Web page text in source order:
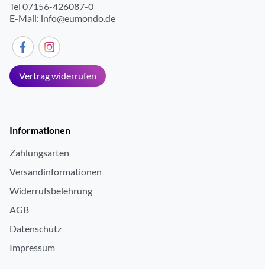
Tel 07156-426087-0
E-Mail: info@eumondo.de
Vertrag widerrufen
Informationen
Zahlungsarten
Versandinformationen
Widerrufsbelehrung
AGB
Datenschutz
Impressum